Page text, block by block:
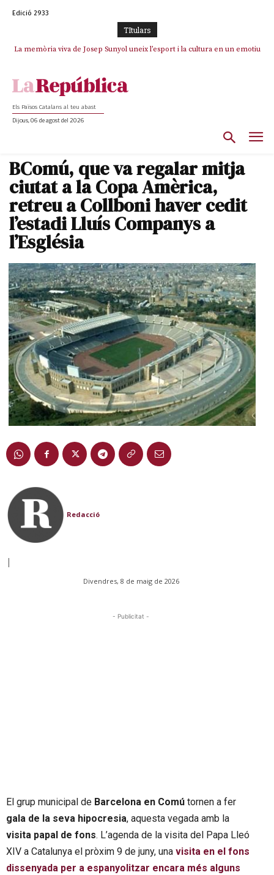
Edició 2933
TItulars
La memòria viva de Josep Sunyol uneix l’esport i la cultura en un emotiu
La “dignitat” a mitges de Marc Puigtió: renuncia a Girona pels àudios però
Els Països Catalans al teu abast
Dijous, 06 de agost del 2026
BComú, que va regalar mitja
ciutat a la Copa Amèrica,
retreu a Collboni haver cedit
l’estadi Lluís Companys a
l’Església
Redacció
|
Divendres, 8 de maig de 2026
- Publicitat -
El grup municipal de Barcelona en Comú tornen a fer
gala de la seva hipocresia, aquesta vegada amb la
visita papal de fons. L’agenda de la visita del Papa Lleó
XIV a Catalunya el pròxim 9 de juny, una visita en el fons
dissenyada per a espanyolitzar encara més alguns